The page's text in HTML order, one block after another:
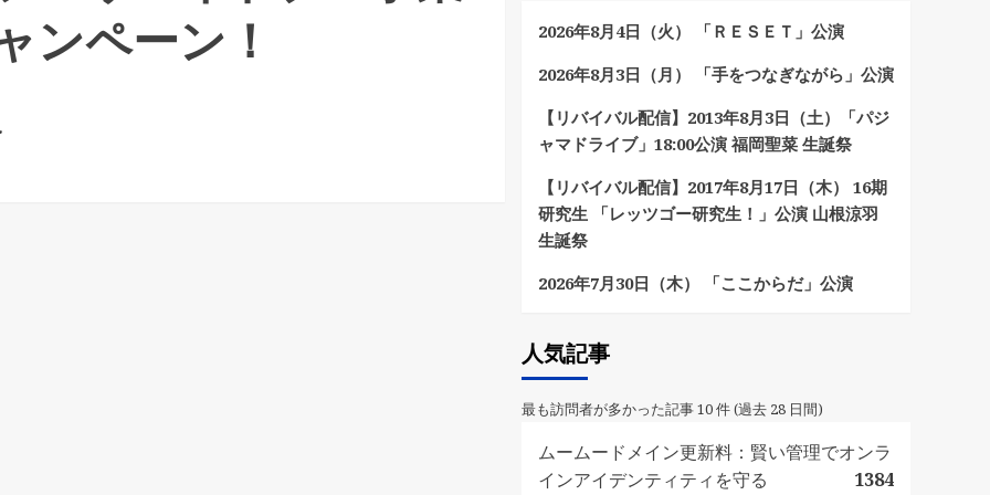
ンペーン！
2026年8月4日（火） 「ＲＥＳＥＴ」公演
2026年8月3日（月） 「手をつなぎながら」公演
【リバイバル配信】2013年8月3日（土）「パジ
ャマドライブ」18:00公演 福岡聖菜 生誕祭
【リバイバル配信】2017年8月17日（木） 16期
研究生 「レッツゴー研究生！」公演 山根涼羽
生誕祭
2026年7月30日（木） 「ここからだ」公演
人気記事
最も訪問者が多かった記事 10 件 (過去 28 日間)
ムームードメイン更新料：賢い管理でオンラ
インアイデンティティを守る
1384